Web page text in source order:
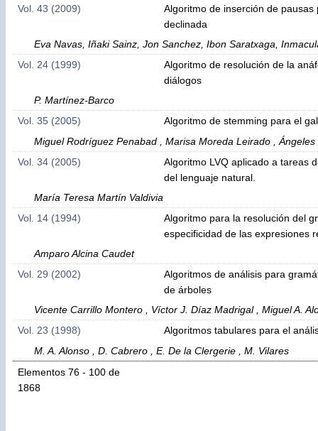
Vol. 43 (2009)
Algoritmo de inserción de pausas
declinada
Eva Navas, Iñaki Sainz, Jon Sanchez, Ibon Saratxaga,
Vol. 24 (1999)
Algoritmo de resolución de la
diálogos
P. Martínez-Barco
Vol. 35 (2005)
Algoritmo de stemming para el
Miguel Rodríguez Penabad , Marisa Moreda Leirado ,
Vol. 34 (2005)
Algoritmo LVQ aplicado a tareas
del lenguaje natural.
María Teresa Martín Valdivia
Vol. 14 (1994)
Algoritmo para la resolución del
especificidad de las expresiones
Amparo Alcina Caudet
Vol. 29 (2002)
Algoritmos de análisis para
de árboles
Vicente Carrillo Montero , Víctor J. Díaz Madrigal , Miguel A.
Vol. 23 (1998)
Algoritmos tabulares para el
M. A. Alonso , D. Cabrero , E. De la Clergerie , M. Vilares
Elementos 76 - 100 de
1868